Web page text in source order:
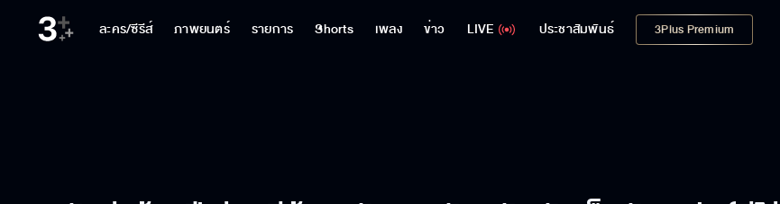
ละคร/ซีรีส์ ภาพยนตร์ รายการ Shorts เพลง ข่าว LIVE ประชาสัมพันธ์ 3Plus Premium